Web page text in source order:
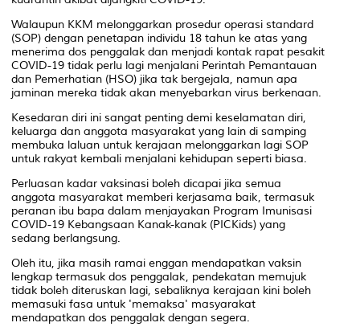
Walaupun KKM melonggarkan prosedur operasi standard
(SOP) dengan penetapan individu 18 tahun ke atas yang
menerima dos penggalak dan menjadi kontak rapat pesakit
COVID-19 tidak perlu lagi menjalani Perintah Pemantauan
dan Pemerhatian (HSO) jika tak bergejala, namun apa
jaminan mereka tidak akan menyebarkan virus berkenaan.
Kesedaran diri ini sangat penting demi keselamatan diri,
keluarga dan anggota masyarakat yang lain di samping
membuka laluan untuk kerajaan melonggarkan lagi SOP
untuk rakyat kembali menjalani kehidupan seperti biasa.
Perluasan kadar vaksinasi boleh dicapai jika semua
anggota masyarakat memberi kerjasama baik, termasuk
peranan ibu bapa dalam menjayakan Program Imunisasi
COVID-19 Kebangsaan Kanak-kanak (PICKids) yang
sedang berlangsung.
Oleh itu, jika masih ramai enggan mendapatkan vaksin
lengkap termasuk dos penggalak, pendekatan memujuk
tidak boleh diteruskan lagi, sebaliknya kerajaan kini boleh
memasuki fasa untuk 'memaksa' masyarakat
mendapatkan dos penggalak dengan segera.